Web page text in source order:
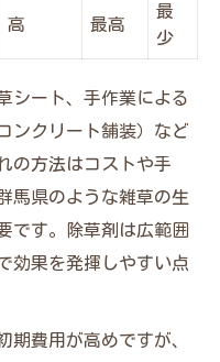
庭管理費用と雑草対
タイプ別メリット
剤選びのポイント
剤コスト事情
安全性を検証
全性比較表
の雑草対策実践例
庭の除草剤選び
高 最高
最
少
シート、手作業による
ンクリート舗装）など
の方法はコストや手
馬県のような雑草の生
です。除草剤は広範囲
効果を発揮しやすい点
期費用が高めですが、